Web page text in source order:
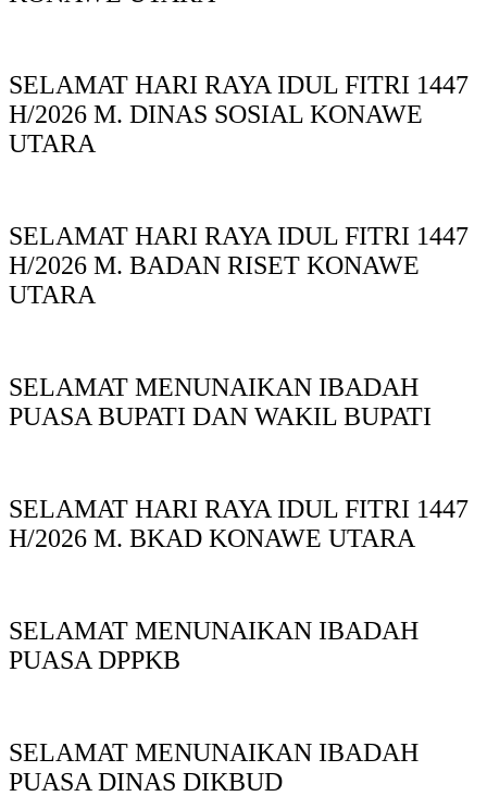
SELAMAT HARI RAYA IDUL FITRI 1447
H/2026 M. DINAS SOSIAL KONAWE
UTARA
SELAMAT HARI RAYA IDUL FITRI 1447
H/2026 M. BADAN RISET KONAWE
UTARA
SELAMAT MENUNAIKAN IBADAH
PUASA BUPATI DAN WAKIL BUPATI
SELAMAT HARI RAYA IDUL FITRI 1447
H/2026 M. BKAD KONAWE UTARA
SELAMAT MENUNAIKAN IBADAH
PUASA DPPKB
SELAMAT MENUNAIKAN IBADAH
PUASA DINAS DIKBUD